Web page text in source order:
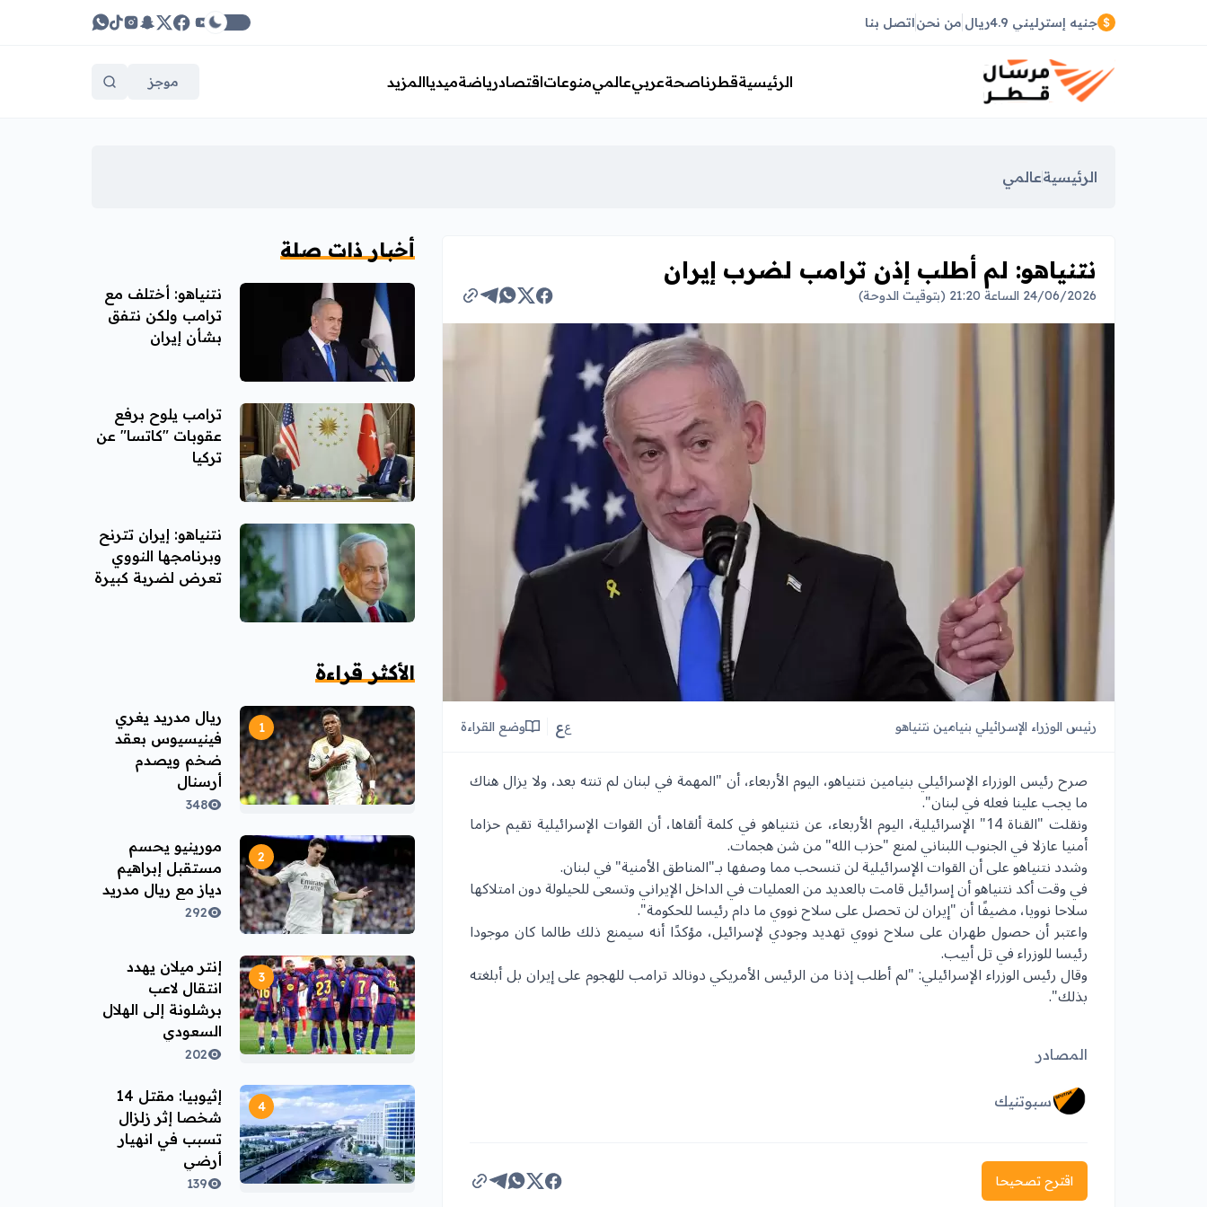
جنيه إسترليني 4.9ريال من نحناتصل بنا
الرئيسيةقطرناصحةعربيعالميمنوعاتاقتصادرياضةميدياالمزيد موجز
الرئيسيةعالمي
نتنياهو: لم أطلب إذن ترامب لضرب إيران
24/06/2026 الساعة 21:20 (بتوقيت الدوحة)
رئيس الوزراء الإسرائيلي بنيامين نتنياهو عع وضع القراءة
صرح رئيس الوزراء الإسرائيلي بنيامين نتنياهو، اليوم الأربعاء، أن "المهمة في لبنان لم تنته بعد، ولا يزال هناك
ما يجب علينا فعله في لبنان".
ونقلت "القناة 14" الإسرائيلية، اليوم الأربعاء، عن نتنياهو في كلمة ألقاها، أن القوات الإسرائيلية تقيم حزاما
أمنيا عازلا في الجنوب اللبناني لمنع "حزب الله" من شن هجمات.
وشدد نتنياهو على أن القوات الإسرائيلية لن تنسحب مما وصفها بـ"المناطق الأمنية" فيلبنان.
في وقت أكد نتنياهو أن إسرائيل قامت بالعديد من العمليات في الداخل الإيراني وتسعى للحيلولة دون امتلاكها
سلاحا نوويا، مضيفًا أن "إيران لن تحصل على سلاح نووي ما دام رئيسا للحكومة".
واعتبر أن حصول طهران على سلاح نووي تهديد وجودي لإسرائيل، مؤكدًا أنه سيمنع ذلك طالما كان موجودا
رئيسا للوزراء في تل أبيب.
وقال رئيس الوزراء الإسرائيلي: "لم أطلب إذنا من الرئيس الأمريكي دونالد ترامب للهجوم علىإيرانبل أبلغته
بذلك".
المصادر
سبوتنيك
اقترح تصحيحا
أخبار ذات صلة
نتنياهو: أختلف مع
ترامب ولكن نتفق
بشأن إيران
ترامب يلوح برفع
عقوبات "كاتسا" عن
تركيا
نتنياهو: إيران تترنح
وبرنامجها النووي
تعرض لضربة كبيرة
الأكثر قراءة
ريال مدريد يغري
فينيسيوس بعقد
ضخم ويصدم
أرسنال
348
مورينيو يحسم
مستقبل إبراهيم
دياز مع ريال مدريد
292
إنتر ميلان يهدد
انتقال لاعب
برشلونة إلى الهلال
السعودي
202
إثيوبيا: مقتل 14
شخصا إثر زلزال
تسبب في انهيار
أرضي
139